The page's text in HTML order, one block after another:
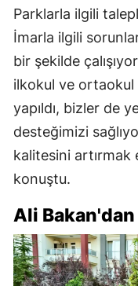
Parklarla ilgili
İmarla ilgili
bir şekilde
ilkokul ve ortaokul
yapıldı, bizler de
desteğimizi
kalitesini artırmak
konuştu.
Ali